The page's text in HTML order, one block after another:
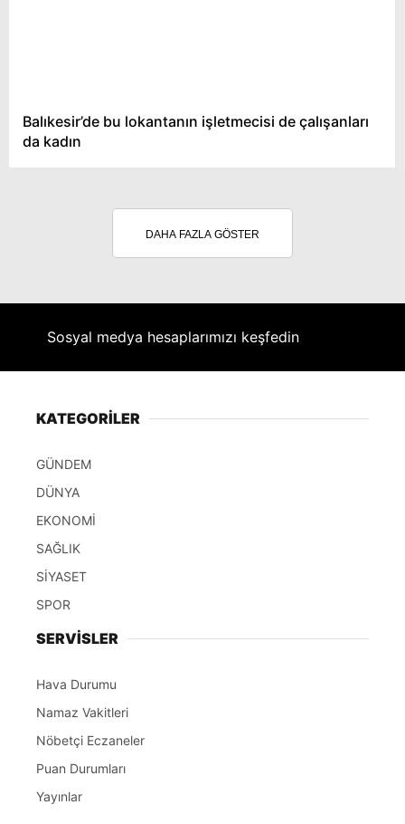
Balıkesir’de bu lokantanın işletmecisi de çalışanları
da kadın
DAHA FAZLA GÖSTER
Sosyal medya hesaplarımızı keşfedin
KATEGORİLER
GÜNDEM
DÜNYA
EKONOMİ
SAĞLIK
SİYASET
SPOR
SERVİSLER
Hava Durumu
Namaz Vakitleri
Nöbetçi Eczaneler
Puan Durumları
Yayınlar